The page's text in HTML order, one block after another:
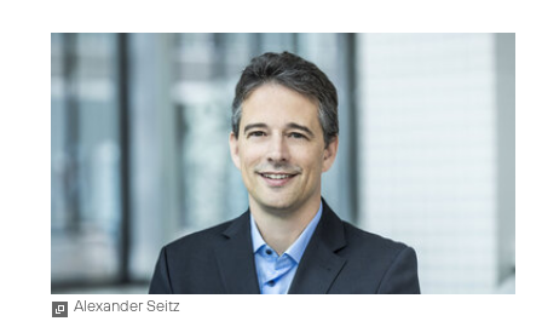
Alexander Seitz